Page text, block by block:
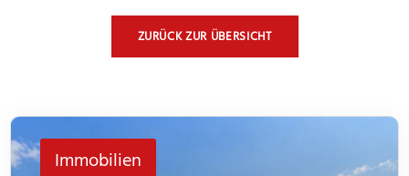
ZURÜCK ZUR ÜBERSICHT
Immobilien